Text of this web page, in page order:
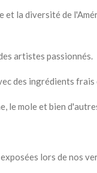
la diversité de
artistes passionnés.
des ingrédients frais
le mole et bien
lors de nos